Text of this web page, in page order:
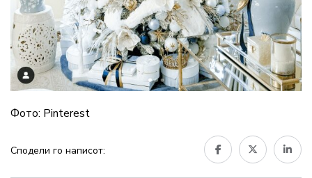
Фото: Pinterest
Сподели го написот: